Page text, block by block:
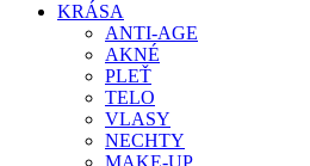
KRÁSA
ANTI-AGE
AKNÉ
PLEŤ
TELO
VLASY
NECHTY
MAKE-UP